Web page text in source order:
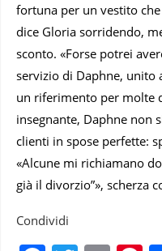
fortuna per un vestito
dice Gloria sorridendo,
sconto. «Forse potrei
servizio di Daphne, unito
un riferimento per molte
insegnante, Daphne non
clienti in spose perfette:
«Alcune mi richiamano
già il divorzio”», scherza
Condividi